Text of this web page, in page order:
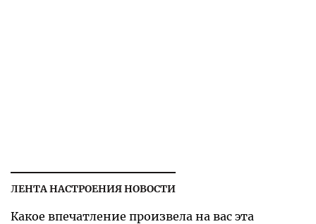
ЛЕНТА НАСТРОЕНИЯ НОВОСТИ
Какое впечатление произвела на вас эта